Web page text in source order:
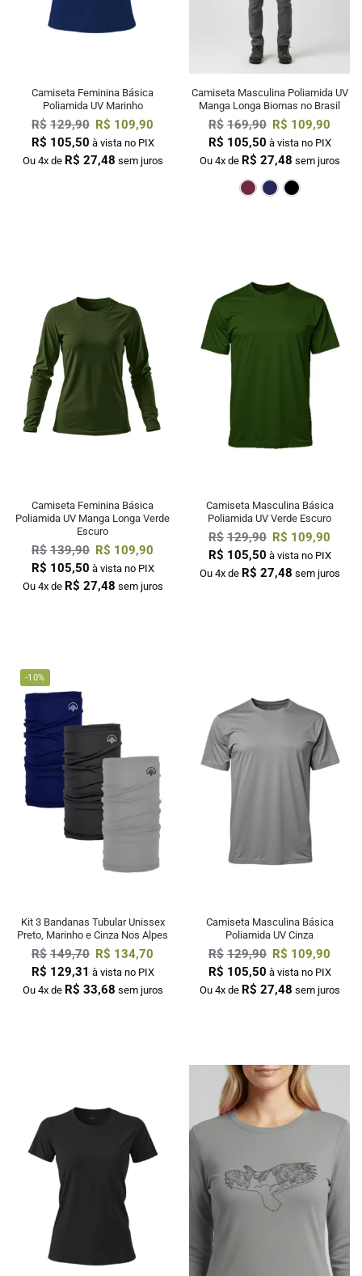
Camiseta Feminina Básica
Poliamida UV Marinho
R$ 129,90 R$ 109,90
R$ 105,50 à vista no PIX
Ou 4x de R$ 27,48 sem juros
Camiseta Masculina Poliamida UV
Manga Longa Biomas no Brasil
R$ 169,90 R$ 109,90
R$ 105,50 à vista no PIX
Ou 4x de R$ 27,48 sem juros
Camiseta Feminina Básica
Poliamida UV Manga Longa Verde
Escuro
R$ 139,90 R$ 109,90
R$ 105,50 à vista no PIX
Ou 4x de R$ 27,48 sem juros
Camiseta Masculina Básica
Poliamida UV Verde Escuro
R$ 129,90 R$ 109,90
R$ 105,50 à vista no PIX
Ou 4x de R$ 27,48 sem juros
-10%
Kit 3 Bandanas Tubular Unissex
Preto, Marinho e Cinza Nos Alpes
R$ 149,70 R$ 134,70
R$ 129,31 à vista no PIX
Ou 4x de R$ 33,68 sem juros
Camiseta Masculina Básica
Poliamida UV Cinza
R$ 129,90 R$ 109,90
R$ 105,50 à vista no PIX
Ou 4x de R$ 27,48 sem juros